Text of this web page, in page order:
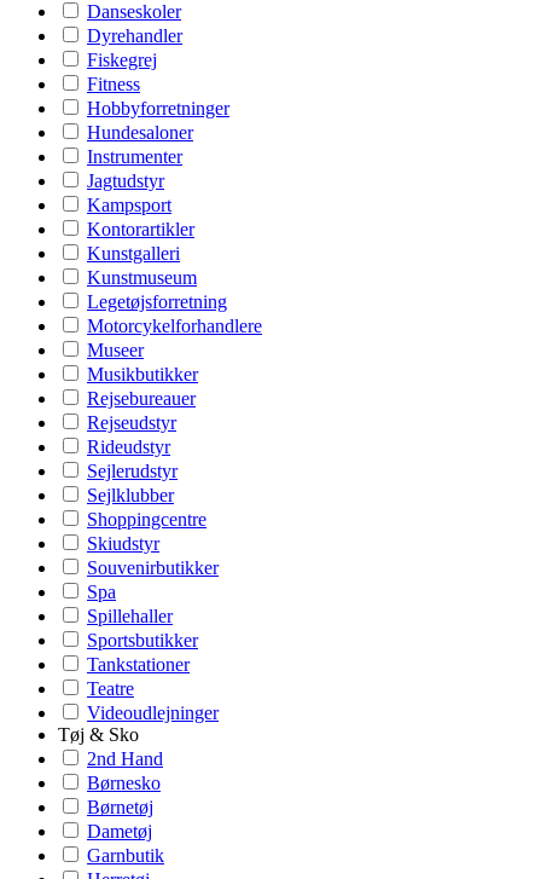
Danseskoler
Dyrehandler
Fiskegrej
Fitness
Hobbyforretninger
Hundesaloner
Instrumenter
Jagtudstyr
Kampsport
Kontorartikler
Kunstgalleri
Kunstmuseum
Legetøjsforretning
Motorcykelforhandlere
Museer
Musikbutikker
Rejsebureauer
Rejseudstyr
Rideudstyr
Sejlerudstyr
Sejlklubber
Shoppingcentre
Skiudstyr
Souvenirbutikker
Spa
Spillehaller
Sportsbutikker
Tankstationer
Teatre
Videoudlejninger
Tøj & Sko
2nd Hand
Børnesko
Børnetøj
Dametøj
Garnbutik